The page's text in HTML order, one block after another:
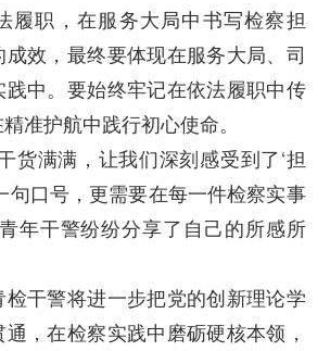
职，在服务大局中书写检察担
效，最终要体现在服务大局、司
中。要始终牢记在依法履职中传
准护航中践行初心使命。
满满，让我们深刻感受到了‘担
句口号，更需要在每一件检察实事
年干警纷纷分享了自己的所感所
干警将进一步把党的创新理论学
，在检察实践中磨砺硬核本领，